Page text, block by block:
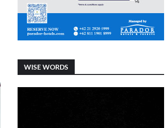
WISE WORDS